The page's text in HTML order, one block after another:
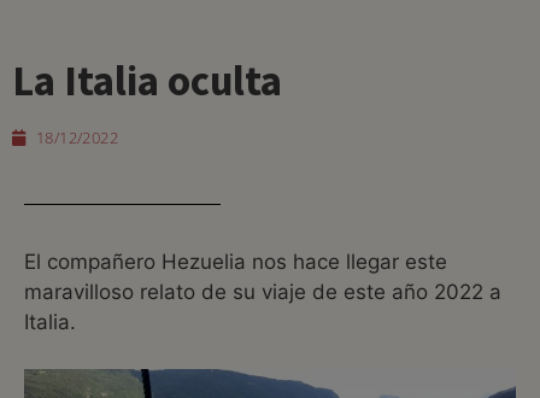
La Italia oculta
18/12/2022
El compañero Hezuelia nos hace llegar este
maravilloso relato de su viaje de este año 2022 a
Italia.